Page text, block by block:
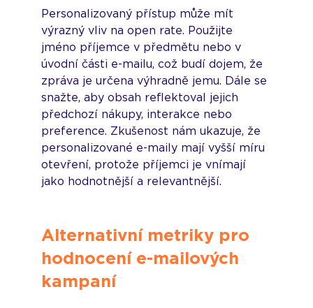
Personalizovaný přístup může mít
výrazný vliv na open rate. Použijte
jméno příjemce v předmětu nebo v
úvodní části e-mailu, což budí dojem, že
zpráva je určena výhradně jemu. Dále se
snažte, aby obsah reflektoval jejich
předchozí nákupy, interakce nebo
preference. Zkušenost nám ukazuje, že
personalizované e-maily mají vyšší míru
otevření, protože příjemci je vnímají
jako hodnotnější a relevantnější.
Alternativní metriky pro
hodnocení e-mailových
kampaní